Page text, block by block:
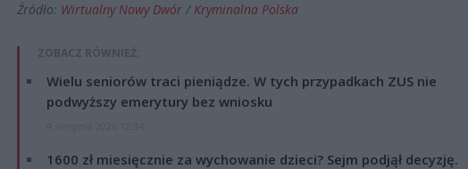
Źródło: Wirtualny Nowy Dwór / Kryminalna Polska
ZOBACZ RÓWNIEŻ:
Wielu seniorów traci pieniądze. W tych przypadkach ZUS nie
podwyższy emerytury bez wniosku
1600 zł miesięcznie za wychowanie dzieci? Sejm podjął decyzję.